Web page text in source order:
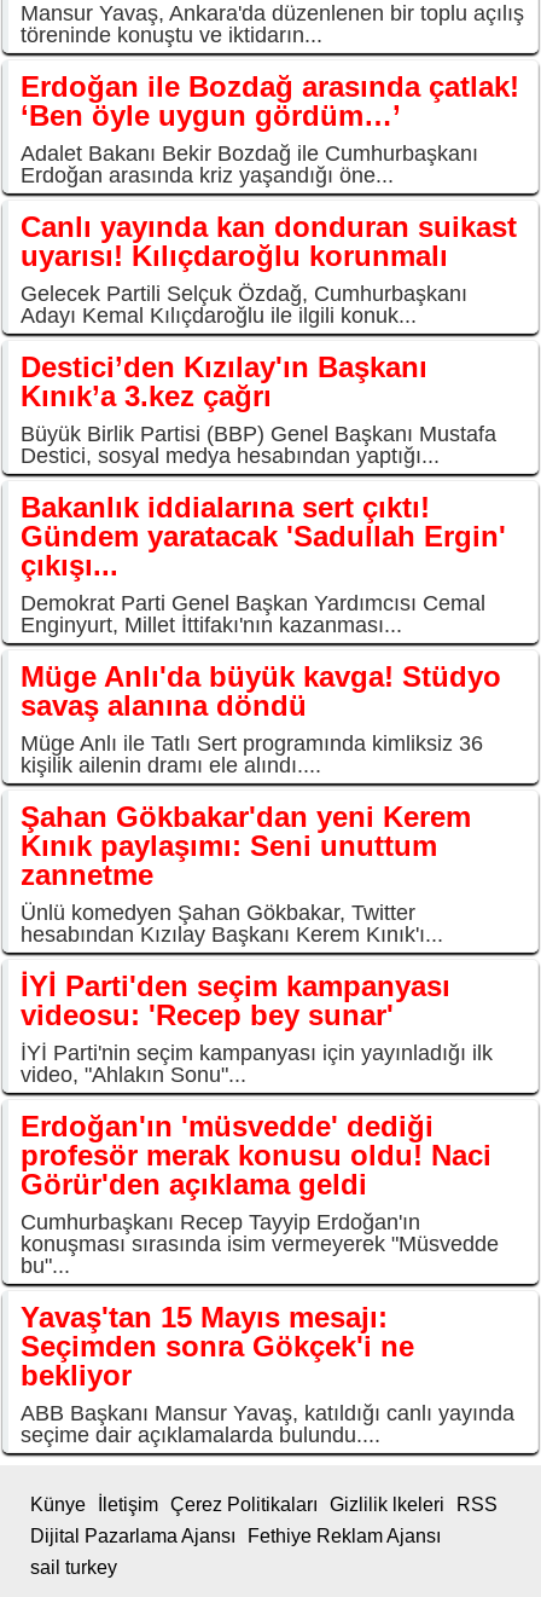
Mansur Yavaş, Ankara'da düzenlenen bir toplu açılış
töreninde konuştu ve iktidarın...
Erdoğan ile Bozdağ arasında çatlak!
‘Ben öyle uygun gördüm…’
Adalet Bakanı Bekir Bozdağ ile Cumhurbaşkanı
Erdoğan arasında kriz yaşandığı öne...
Canlı yayında kan donduran suikast
uyarısı! Kılıçdaroğlu korunmalı
Gelecek Partili Selçuk Özdağ, Cumhurbaşkanı
Adayı Kemal Kılıçdaroğlu ile ilgili konuk...
Destici’den Kızılay'ın Başkanı
Kınık’a 3.kez çağrı
Büyük Birlik Partisi (BBP) Genel Başkanı Mustafa
Destici, sosyal medya hesabından yaptığı...
Bakanlık iddialarına sert çıktı!
Gündem yaratacak 'Sadullah Ergin'
çıkışı...
Demokrat Parti Genel Başkan Yardımcısı Cemal
Enginyurt, Millet İttifakı'nın kazanması...
Müge Anlı'da büyük kavga! Stüdyo
savaş alanına döndü
Müge Anlı ile Tatlı Sert programında kimliksiz 36
kişilik ailenin dramı ele alındı....
Şahan Gökbakar'dan yeni Kerem
Kınık paylaşımı: Seni unuttum
zannetme
Ünlü komedyen Şahan Gökbakar, Twitter
hesabından Kızılay Başkanı Kerem Kınık'ı...
İYİ Parti'den seçim kampanyası
videosu: 'Recep bey sunar'
İYİ Parti'nin seçim kampanyası için yayınladığı ilk
video, "Ahlakın Sonu"...
Erdoğan'ın 'müsvedde' dediği
profesör merak konusu oldu! Naci
Görür'den açıklama geldi
Cumhurbaşkanı Recep Tayyip Erdoğan'ın
konuşması sırasında isim vermeyerek "Müsvedde
bu"...
Yavaş'tan 15 Mayıs mesajı:
Seçimden sonra Gökçek'i ne
bekliyor
ABB Başkanı Mansur Yavaş, katıldığı canlı yayında
seçime dair açıklamalarda bulundu....
Künye İletişim Çerez Politikaları Gizlilik lkeleri
RSS
Dijital Pazarlama Ajansı
Fethiye Reklam Ajansı
sail turkey